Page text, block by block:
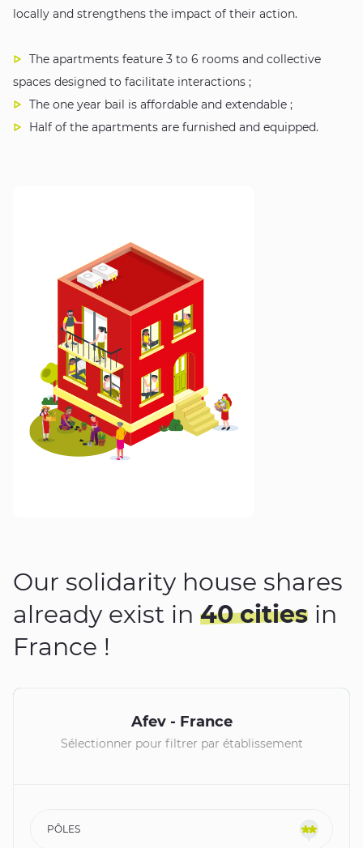
locally and strengthens the impact of their action.
The apartments feature 3 to 6 rooms and collective
spaces designed to facilitate interactions ;
The one year bail is affordable and extendable ;
Half of the apartments are furnished and equipped.
Our solidarity house shares
already exist in 40 cities in
France !
Afev - France
Sélectionner pour filtrer par établissement
PÔLES